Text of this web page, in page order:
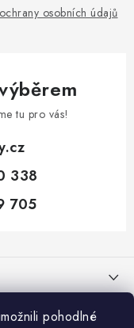
pohodlné
osobních údajů
tu pro vás!
338
705